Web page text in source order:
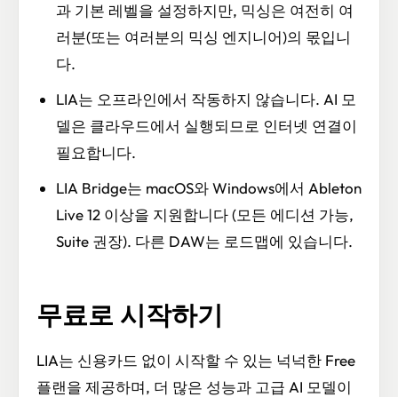
과 기본 레벨을 설정하지만, 믹싱은 여전히 여
러분(또는 여러분의 믹싱 엔지니어)의 몫입니
다.
LIA는 오프라인에서 작동하지 않습니다. AI 모
델은 클라우드에서 실행되므로 인터넷 연결이
필요합니다.
LIA Bridge는 macOS와 Windows에서 Ableton
Live 12 이상을 지원합니다 (모든 에디션 가능,
Suite 권장). 다른 DAW는 로드맵에 있습니다.
무료로 시작하기
LIA는 신용카드 없이 시작할 수 있는 넉넉한 Free
플랜을 제공하며, 더 많은 성능과 고급 AI 모델이